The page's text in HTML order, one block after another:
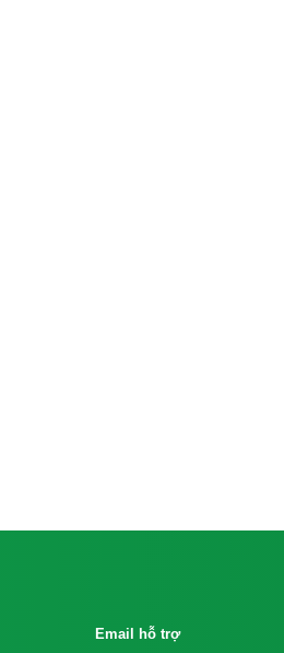
Email hỗ trợ